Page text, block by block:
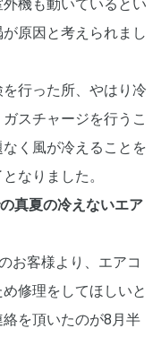
機も動いているとい
原因と考えられまし
行った所、やはり冷
スチャージを行うこ
く風が冷えることを
なりました。
真夏の冷えないエア
お客様より、エアコ
修理をしてほしいと
を頂いたのが8月半